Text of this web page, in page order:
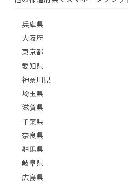
兵庫県
大阪府
東京都
愛知県
神奈川県
埼玉県
滋賀県
千葉県
奈良県
群馬県
岐阜県
広島県